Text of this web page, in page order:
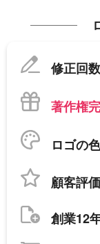
修正回
著作権
ロゴの
顧客評価
創業12